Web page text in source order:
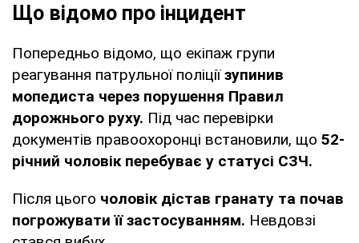
Що відомо про інцидент
Попередньо відомо, що екіпаж групи
реагування патрульної поліціїзупинив
мопедиста через порушення Правил
дорожнього руху. Під час перевірки
документів правоохоронці встановили, що 52-
річний чоловік перебуває у статусі СЗЧ.
Після цього чоловік дістав гранату та почав
погрожувати її застосуванням. Невдовзі